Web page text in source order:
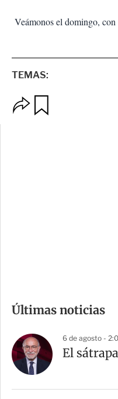
Veámonos el domingo,
TEMAS:
p
p
a
r
t
Últimas noticias
6 de agosto -
El